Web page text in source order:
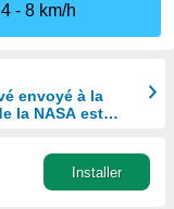
4
8 km/h
envoyé à la
la NASA est
Installer